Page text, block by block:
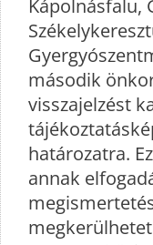
Kápolnásfalu,
második
visszajelzést
határozatra.
annak